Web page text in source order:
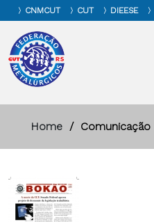
CNMCUT CUT DIEESE
Home Comunicação